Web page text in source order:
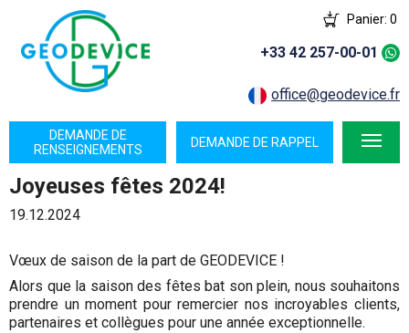
France - English
International - English
Canada - English
Canada - French
Mexico - Spanish
USA - English
Казахстан - Русский
Panier: 0
office@geodevice.fr
+33 42 257-00-01
DEMANDE DE RAPPEL
DEMANDE DE
RENSEIGNEMENTS
Joyeuses fêtes 2024!
19.12.2024
Vœux de saison de la part de GEODEVICE !
Alors que la saison des fêtes bat son plein, nous souhaitons
prendre un moment pour remercier nos incroyables clients,
partenaires et collègues pour une année exceptionnelle.